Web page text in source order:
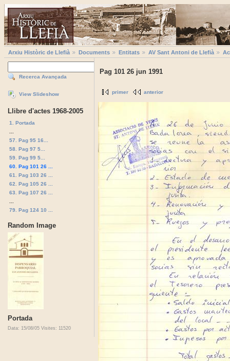
Arxiu Històric de Llefià Documents Entitats AV Sant Antoni de Llefià
Recerca Avançada
View Slideshow
Llibre d'actes 1968-2005
1. Portada
57. Pag 95 16...
58. Pag 97 5...
59. Pag 99 5...
60. Pag 101 26 ...
61. Pag 103 26 ...
62. Pag 105 26 ...
63. Pag 107 26 ...
79. Pag 124 10 ...
Random Image
Portada
Data: 15/08/05 Visites: 11520
Pag 101 26 jun 1991
primer anterior